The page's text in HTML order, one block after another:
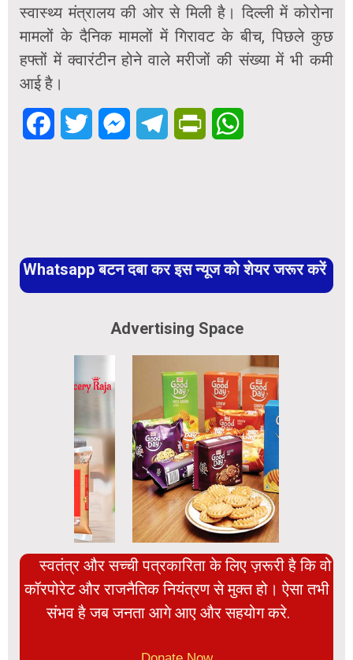
स्वास्थ्य मंत्रालय की ओर से मिली है। दिल्ली में कोरोना
मामलों के दैनिक मामलों में गिरावट के बीच, पिछले कुछ
हफ्तों में क्वारंटीन होने वाले मरीजों की संख्या में भी कमी
आई है।
FacebookTwitter MessengerTelegramPrintFriendly
Whatsapp बटन दबा कर इस न्यूज को शेयर जरूर करें
Advertising Space
स्वतंत्र और सच्ची पत्रकारिता के लिए ज़रूरी है कि वो
कॉरपोरेट और राजनैतिक नियंत्रण से मुक्त हो। ऐसा तभी
संभव है जब जनता आगे आए और सहयोग करे.